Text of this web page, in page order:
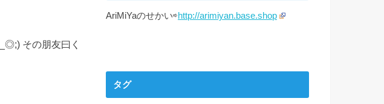
◎;) その朋友曰く
AriMiYaのせかい⇨http://arimiyan.base.shop
タグ